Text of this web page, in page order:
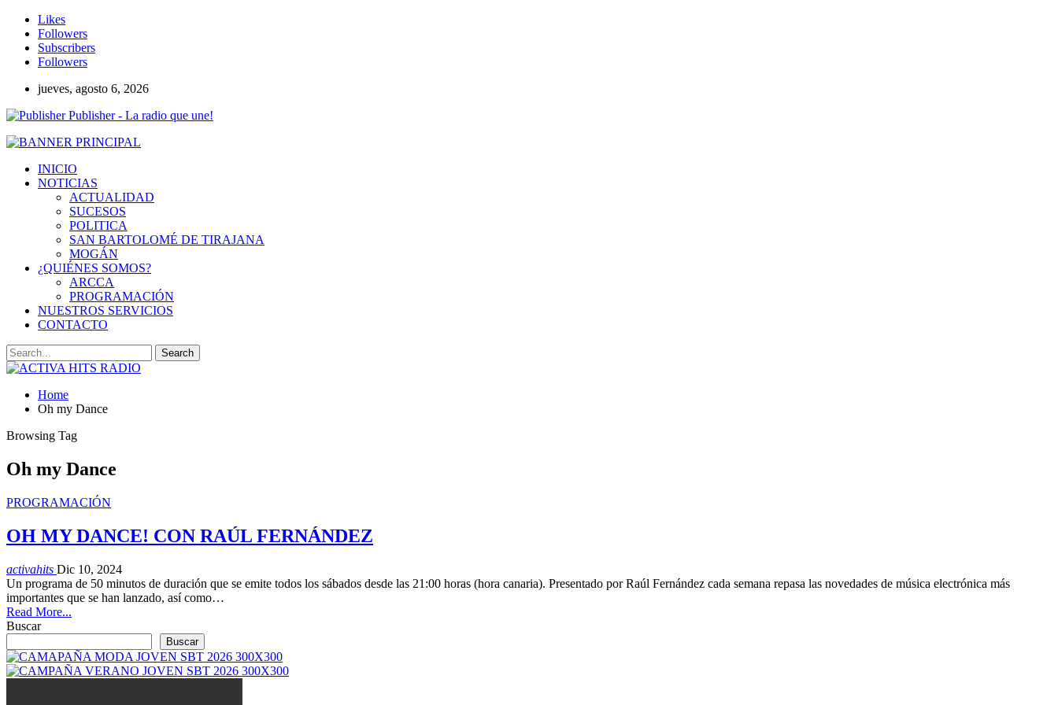
Likes
Followers
Subscribers
Followers
jueves, agosto 6, 2026
Publisher - La radio que une!
INICIO
NOTICIAS
ACTUALIDAD
SUCESOS
POLITICA
SAN BARTOLOMÉ DE TIRAJANA
MOGÁN
¿QUIÉNES SOMOS?
ARCCA
PROGRAMACIÓN
NUESTROS SERVICIOS
CONTACTO
Home
Oh my Dance
Browsing Tag
Oh my Dance
PROGRAMACIÓN
OH MY DANCE! CON RAÚL FERNÁNDEZ
activahits Dic 10, 2024
Un programa de 50 minutos de duración que se emite todos los sábados desde las 21:00 horas (hora canaria). Presentado por Raúl Fernández cada semana repasa las novedades de música electrónica más
importantes que se han lanzado, así como…
Read More...
Buscar
Buscar